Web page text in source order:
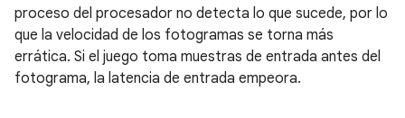
proceso del procesador no detecta lo que sucede, por lo
que la velocidad de los fotogramas se torna más
errática. Si el juego toma muestras de entrada antes del
fotograma, la latencia de entrada empeora.